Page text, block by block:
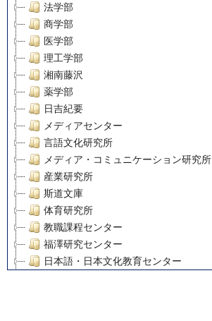
法学部
商学部
医学部
理工学部
湘南藤沢
薬学部
日吉紀要
メディアセンター
言語文化研究所
メディア・コミュニケーション研究所
産業研究所
斯道文庫
体育研究所
教職課程センター
福澤研究センター
日本語・日本文化教育センター